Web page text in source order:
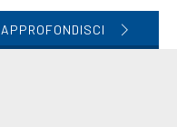
APPROFONDISCI